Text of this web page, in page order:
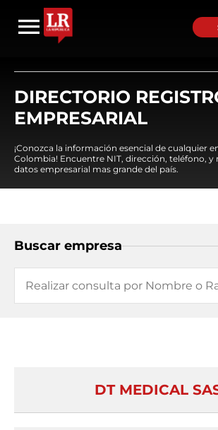
DIRECTORIO
EMPRESARIAL
¡Conozca la información esencial de cualquier
Colombia! Encuentre NIT, dirección, teléfono, y
datos empresarial mas grande del país.
Buscar empresa
DT MEDICAL